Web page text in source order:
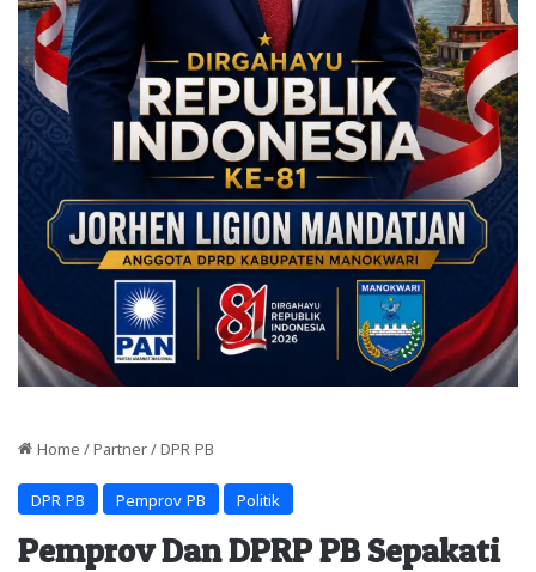
Home / Partner / DPR PB
DPR PB Pemprov PB Politik
Pemprov Dan DPRP PB Sepakati